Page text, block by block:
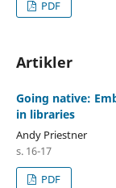
PDF
Artikler
Going native:
in libraries
Andy Priestner
s. 16-17
PDF